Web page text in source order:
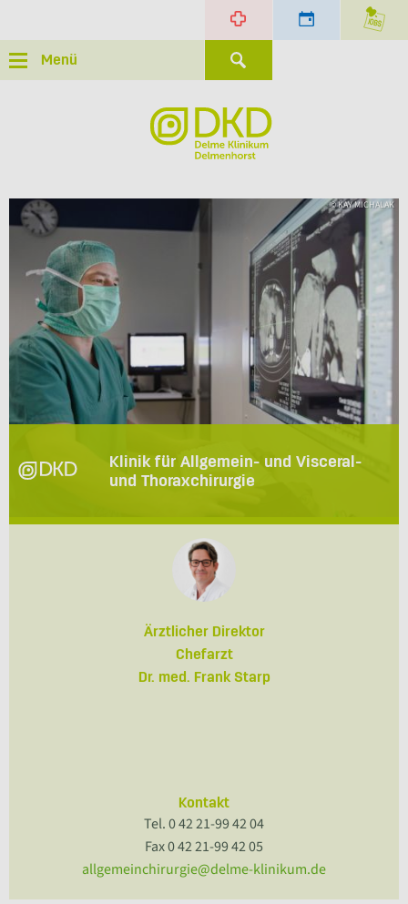
Menü
Klinik für Allgemein- und Visceral-
und Thoraxchirurgie
© KAY MICHALAK
Ärztlicher Direktor
Chefarzt
Dr. med. Frank Starp
Kontakt
Tel. 0 42 21-99 42 04
Fax 0 42 21-99 42 05
allgemeinchirurgie@delme-klinikum.de